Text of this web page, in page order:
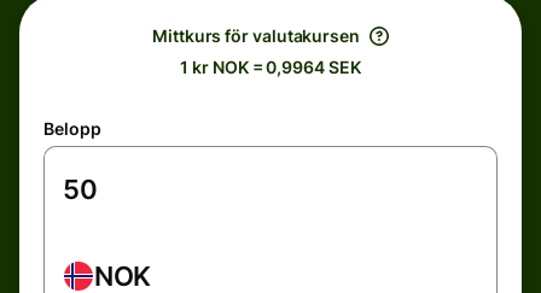
Mittkurs för valutakursen
1 kr NOK = 0,9964 SEK
Belopp
NOK